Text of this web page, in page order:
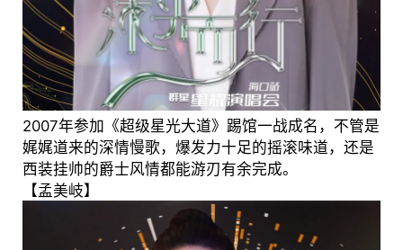
2007年参加《超级星光大道》踢馆一战成名，不管是
娓娓道来的深情慢歌，爆发力十足的摇滚味道，还是
西装挂帅的爵士风情都能游刃有余完成。
【孟美岐】